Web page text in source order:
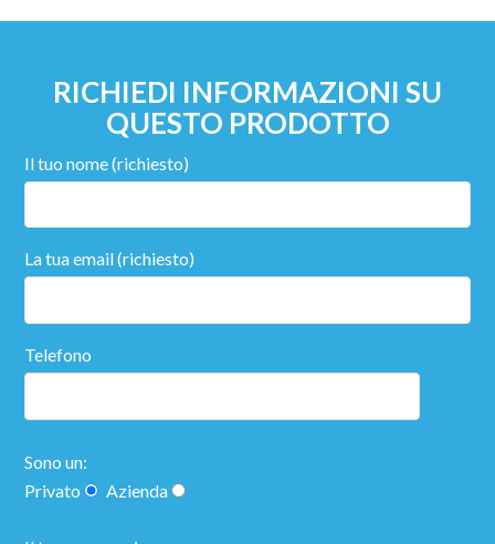
RICHIEDI INFORMAZIONI SU
QUESTO PRODOTTO
Il tuo nome (richiesto)
La tua email (richiesto)
Telefono
Sono un:
Privato
Azienda